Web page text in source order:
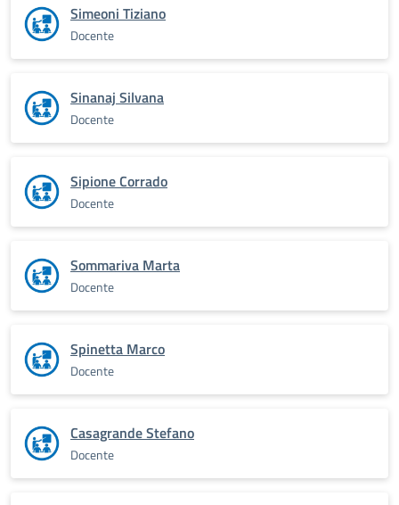
Simeoni Tiziano
Docente
Sinanaj Silvana
Docente
Sipione Corrado
Docente
Sommariva Marta
Docente
Spinetta Marco
Docente
Casagrande Stefano
Docente